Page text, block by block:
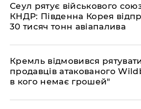
​Сеул рятує військового
КНДР: Південна Корея
30 тисяч тонн авіапалива
​Кремль відмовився
продавців атакованого
в кого немає грошей"